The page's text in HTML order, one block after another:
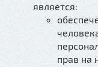
является:
прав на